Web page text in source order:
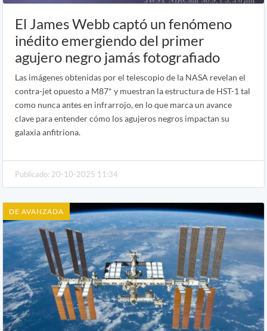
El James Webb captó un fenómeno
inédito emergiendo del primer
agujero negro jamás fotografiado
Las imágenes obtenidas por el telescopio de la NASA revelan el
contra-jet opuesto a M87* y muestran la estructura de HST-1 tal
como nunca antes en infrarrojo, en lo que marca un avance
clave para entender cómo los agujeros negros impactan su
galaxia anfitriona.
Publicado: 20-10-2025 11:34
DE AVANZADA